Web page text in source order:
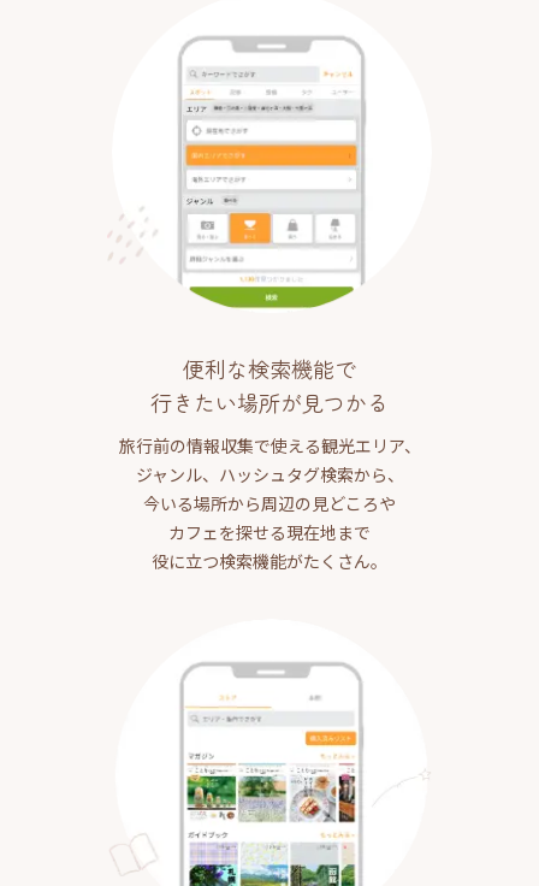
便利な検索機能で
行きたい場所が見つかる
旅行前の情報収集で使える観光エリア、
ジャンル、ハッシュタグ検索から、
今いる場所から周辺の見どころや
カフェを探せる現在地まで
役に立つ検索機能がたくさん。